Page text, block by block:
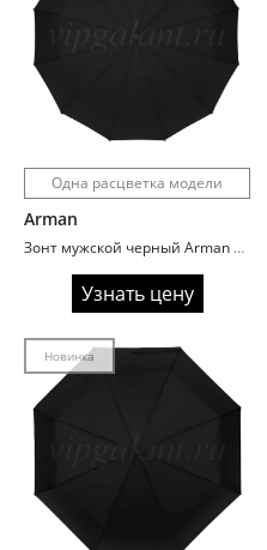
Одна расцветка модели
Arman
Зонт мужской черный Arman 984 полный автомат
Узнать цену
Новинка